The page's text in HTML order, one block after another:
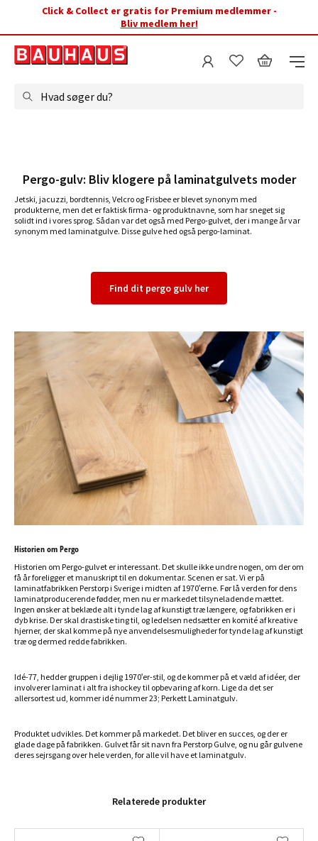
Click & Collect er gratis for Premium medlemmer -
Bliv medlem her!
Hvad søger du?
Pergo-gulv: Bliv klogere på laminatgulvets moder
Jetski, jacuzzi, bordtennis, Velcro og Frisbee er blevet synonym med
produkterne, men det er faktisk firma- og produktnavne, som har sneget sig
solidt ind i vores sprog. Sådan var det også med Pergo-gulvet, der i mange år var
synonym med laminatgulve. Disse gulve hed også pergo-laminat.
Find dit pergo gulv her
Historien om Pergo
Historien om Pergo-gulvet er interessant. Det skulle ikke undre nogen, om der om
få år foreligger et manuskript til en dokumentar. Scenen er sat. Vi er på
laminatfabrikken Perstorp i Sverige i midten af 1970'erne. Før lå verden for dens
laminatproducerende fødder, men nu er markedet tilsyneladende mættet.
Ingen ønsker at beklæde alt i tynde lag af kunstigt træ længere, og fabrikken er i
dyb krise. Der skal drastiske ting til, og ledelsen nedsætter en komité af kreative
hjerner, der skal komme på nye anvendelsesmuligheder for tynde lag af kunstigt
træ og dermed redde fabrikken.
Idé-77, hedder gruppen i dejlig 1970'er-stil, og de kommer på et væld af idéer, der
involverer laminat i alt fra ishockey til opbevaring af korn. Lige da det ser
allersortest ud, kommer idé nummer 23; Perkett Laminatgulv.
Produktet udvikles. Det kommer på markedet. Det bliver en succes, og der er
glade dage på fabrikken. Gulvet får sit navn fra Perstorp Gulve, og nu går gulvene
deres sejrsgang over hele verden, for alle vil have et laminatgulv.
Relaterede produkter